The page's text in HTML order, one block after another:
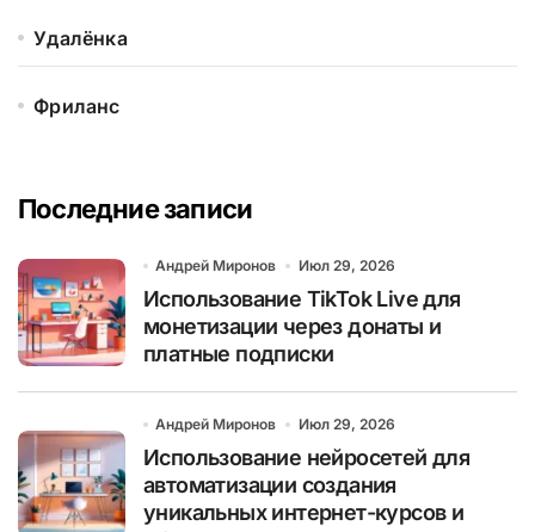
Удалёнка
Фриланс
Последние записи
Андрей Миронов Июл 29, 2026
Использование TikTok Live для
монетизации через донаты и
платные подписки
Андрей Миронов Июл 29, 2026
Использование нейросетей для
автоматизации создания
уникальных интернет-курсов и